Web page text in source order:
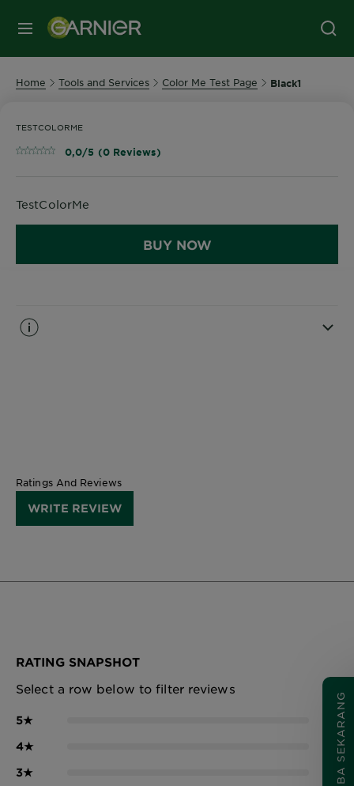
MENU
Home Tools and Services Color Me Test Page Black1
TESTCOLORME
0,0/5 (0 Reviews)
TestColorMe
BUY NOW
Ratings And Reviews
WRITE REVIEW
RATING SNAPSHOT
Select a row below to filter reviews
5★ 0
4★ 0
3★ 0COBA SEKARANG